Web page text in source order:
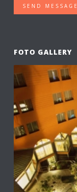
SEND MESSAGE
FOTO GALLERY